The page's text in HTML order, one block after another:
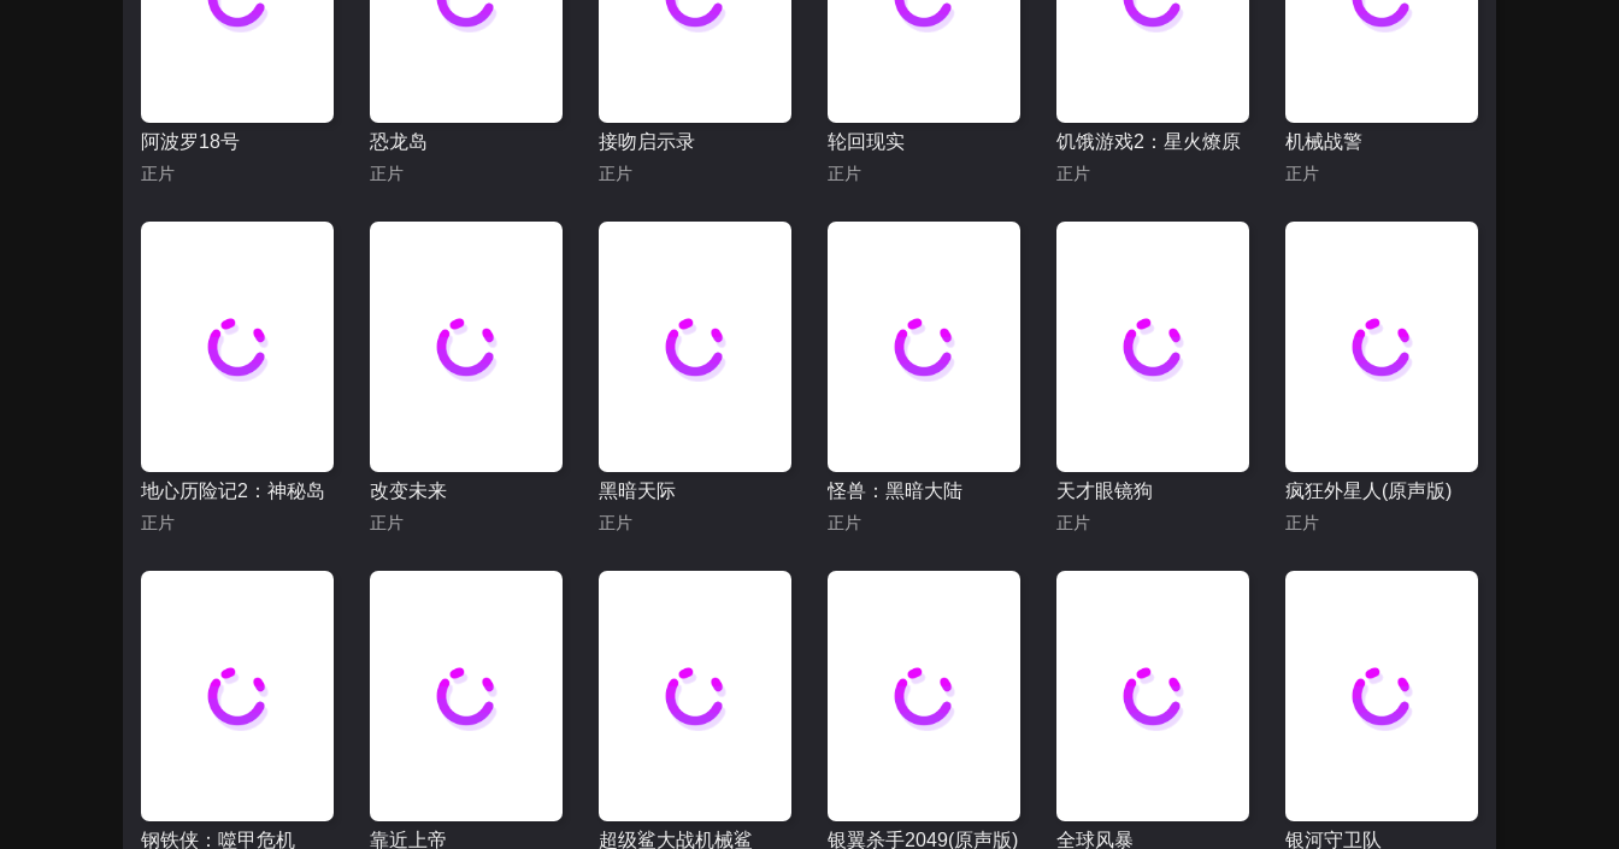
阿波罗18号
正片
恐龙岛
正片
接吻启示录
正片
轮回现实
正片
饥饿游戏2：星火燎原
正片
机械战警
正片
地心历险记2：神秘岛
正片
改变未来
正片
黑暗天际
正片
怪兽：黑暗大陆
正片
天才眼镜狗
正片
疯狂外星人(原声版)
正片
钢铁侠：噬甲危机 靠近上帝 超级鲨大战机械鲨 银翼杀手2049(原声版) 全球风暴 银河守卫队